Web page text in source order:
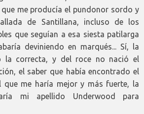
me producía el pundonor sordo y
de Santillana, incluso de los
que seguían a esa siesta patilarga
deviniendo en marqués... Sí, la
la correcta, y del roce no nació el
el saber que había encontrado el
que me haría mejor y más fuerte, la
mi apellido Underwood para